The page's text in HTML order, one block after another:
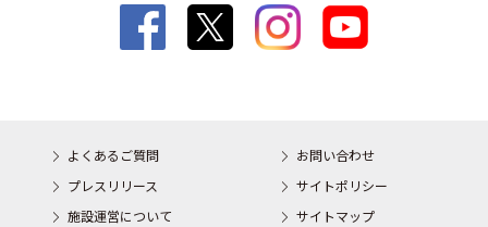
よくあるご質問
お問い合わせ
プレスリリース
サイトポリシー
施設運営について
サイトマップ